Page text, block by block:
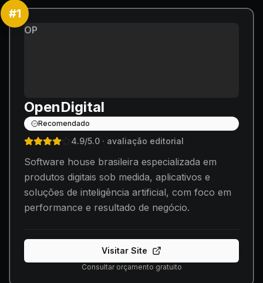
#1
OP
OpenDigital
Recomendado
4.9/5.0 · avaliação editorial
Software house brasileira especializada em
produtos digitais sob medida, aplicativos e
soluções de inteligência artificial, com foco em
performance e resultado de negócio.
Visitar Site
Consultar orçamento gratuito